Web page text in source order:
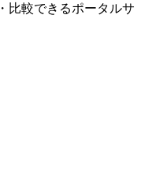
比較できるポータルサ